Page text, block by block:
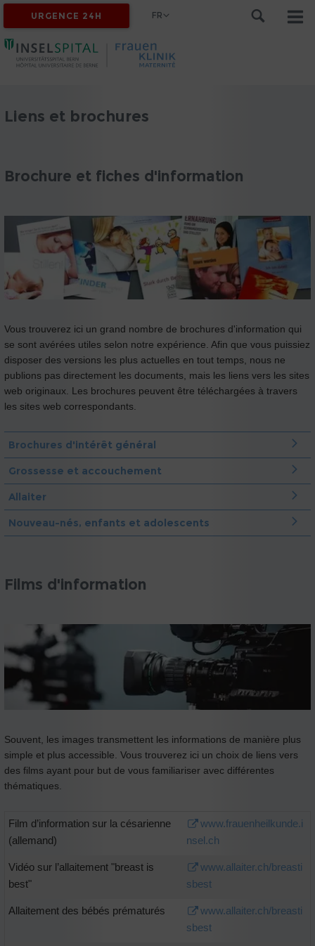
URGENCE 24H FR
Liens et brochures
Brochure et fiches d'information
Vous trouverez ici un grand nombre de brochures d'information qui
se sont avérées utiles selon notre expérience. Afin que vous puissiez
disposer des versions les plus actuelles en tout temps, nous ne
publions pas directement les documents, mais les liens vers les sites
web originaux. Les brochures peuvent être téléchargées à travers
les sites web correspondants.
Brochures d'intérêt général
Grossesse et accouchement
Allaiter
Nouveau-nés, enfants et adolescents
Films d'information
Souvent, les images transmettent les informations de manière plus
simple et plus accessible. Vous trouverez ici un choix de liens vers
des films ayant pour but de vous familiariser avec différentes
thématiques.
Film d’information sur la césarienne
(allemand)
www.frauenheilkunde.i
nsel.ch
Vidéo sur l’allaitement "breast is
best"
www.allaiter.ch/breasti
sbest
Allaitement des bébés prématurés
www.allaiter.ch/breasti
sbest